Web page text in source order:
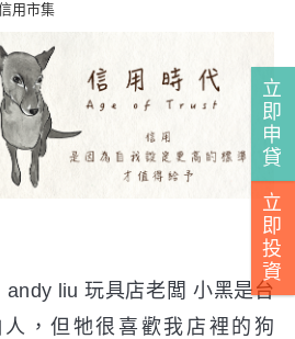
用市集
andy liu 玩具店老闆 小黑是台
，但牠很喜歡我店裡的狗
立
即
申
貸
立
即
投
資